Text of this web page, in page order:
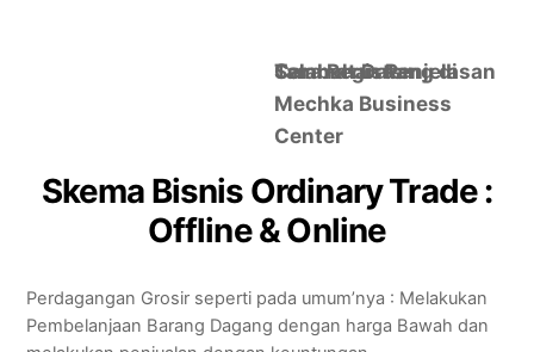
Selamat Datang di
Mechka Business
Center
Tambahan Penjelasan
Cara Register
Skema Bisnis Ordinary Trade :
Offline & Online
Perdagangan Grosir seperti pada umum’nya : Melakukan
Pembelanjaan Barang Dagang dengan harga Bawah dan